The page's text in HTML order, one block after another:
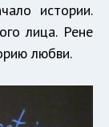
истории.
лица. Рене
любви.